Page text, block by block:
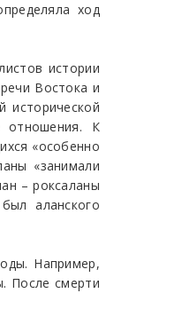
ход
истории
Востока и
исторической
отношения. К
«особенно
«занимали
– роксаланы
аланского
Например,
После смерти